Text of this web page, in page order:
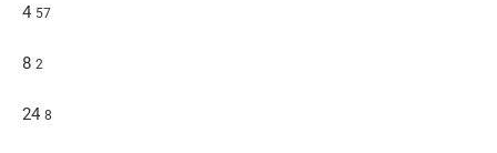
4 57
8 2
24 8